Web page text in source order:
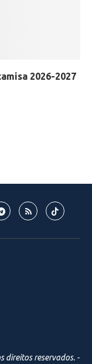
2026-2027
direitos reservados. -